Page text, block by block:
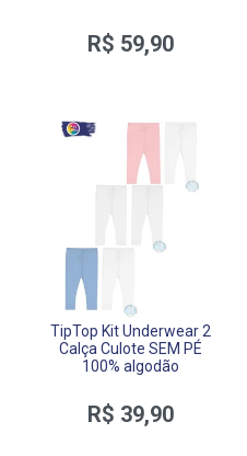
R$ 59,90
TipTop Kit Underwear 2
Calça Culote SEM PÉ
100% algodão
R$ 39,90